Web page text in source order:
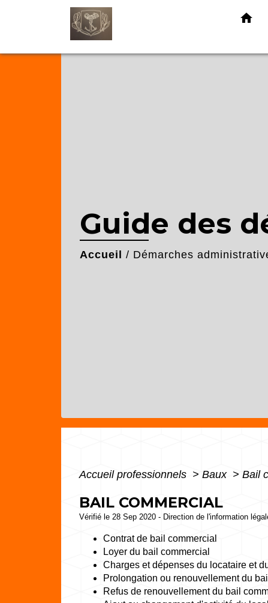
home
Guide des
Accueil / Démarches
Accueil professionnels > Baux > Bail
BAIL COMMERCIAL
Vérifié le 28 Sep 2020 - Direction de l'information
Contrat de bail commercial
Loyer du bail commercial
Charges et dépenses du locataire et
Prolongation ou renouvellement du bail
Refus de renouvellement du bail